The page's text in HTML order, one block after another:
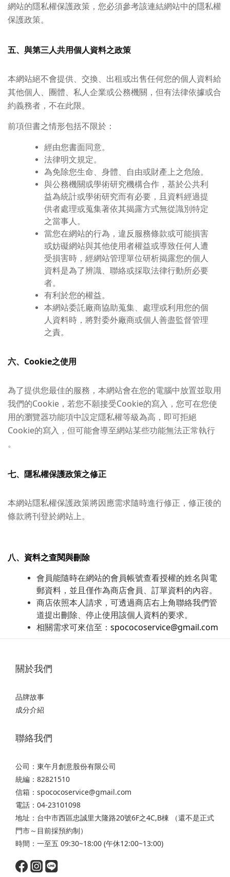
網站的隱私權保護政策，您必須參考該連結網站中的隱私權
保護政策。
五、與第三人共用個人資料之政策
本網站絕不會提供、交換、出租或出售任何您的個人資料給
其他個人、團體、私人企業或公務機關，但有法律依據或合
約義務者，不在此限。
前項但書之情形包括不限於：
經由您書面同意。
法律明文規定。
為免除您生命、身體、自由或財產上之危險。
與公務機關或學術研究機構合作，基於公共利
益為統計或學術研究而有必要，且資料經過提
供者處理或蒐集著依其揭露方式無從識別特定
之當事人。
當您在網站的行為，違反服務條款或可能損害
或妨礙網站與其他使用者權益或導致任何人遭
受損害時，經網站管理單位研析揭露您的個人
資料是為了辨識、聯絡或採取法律行動所必要
者。
有利於您的權益。
本網站委託廠商協助蒐集、處理或利用您的個
人資料時，將對委外廠商或個人善盡監督管理
之責。
六、Cookie之使用
為了提供您最佳的服務，本網站會在您的電腦中放置並取用
我們的Cookie，若您不願接受Cookie的寫入，您可在您使
用的瀏覽器功能項中設定隱私權等級為高，即可拒絕
Cookie的寫入，但可能會導至網站某些功能無法正常執行
。
七、隱私權保護政策之修正
本網站隱私權保護政策將因應需求隨時進行修正，修正後的
條款將刊登於網站上。
八、資料之查閱與刪除
會員能隨時在網站的會員帳號查看授權的姓名與電
郵資料，並且僅作為商店會員、訂單資料的內容。
商店依照本人請求，可透過商店右上角聯絡我們管
道提出刪除、停止使用該個人資料的要求。
相關需求可來信至： spococoservice@gmail.com
關於我們
品牌故事
成分介紹
聯絡我們
公司：東午月創意股份有限公司
統編：82821510
信箱：spococoservice@gmail.com
電話：04-23101098
地址：台中市西區忠誠里大隆路20號6F之4C,B棟 （還不是正式
門市～目前採預約制）
時間：一至五 09:30~18:00 (午休12:00~13:00)